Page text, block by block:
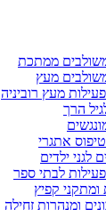
ממתכת
מעץ
מעץ רוביניה
הרך
אתגרי
לגני ילדים
לבתי ספר
ומתקני קפיץ
ומנהרות זחילה